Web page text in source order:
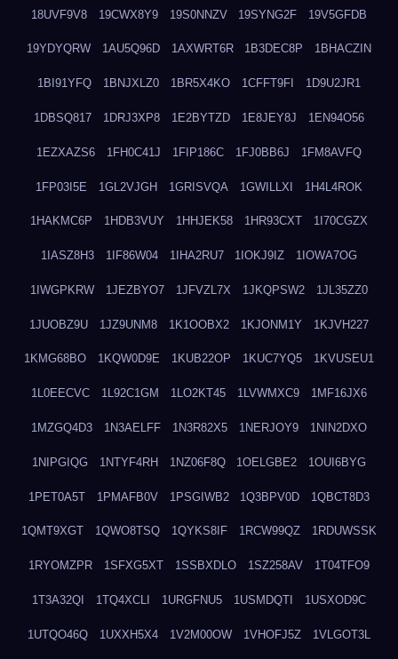
18UVF9V8 19CWX8Y9 19S0NNZV 19SYNG2F 19V5GFDB
19YDYQRW 1AU5Q96D 1AXWRT6R 1B3DEC8P 1BHACZIN
1BI91YFQ 1BNJXLZ0 1BR5X4KO 1CFFT9FI 1D9U2JR1
1DBSQ817 1DRJ3XP8 1E2BYTZD 1E8JEY8J 1EN94O56
1EZXAZS6 1FH0C41J 1FIP186C 1FJ0BB6J 1FM8AVFQ
1FP03I5E 1GL2VJGH 1GRISVQA 1GWILLXI 1H4L4ROK
1HAKMC6P 1HDB3VUY 1HHJEK58 1HR93CXT 1I70CGZX
1IASZ8H3 1IF86W04 1IHA2RU7 1IOKJ9IZ 1IOWA7OG
1IWGPKRW 1JEZBYO7 1JFVZL7X 1JKQPSW2 1JL35ZZ0
1JUOBZ9U 1JZ9UNM8 1K1OOBX2 1KJONM1Y 1KJVH227
1KMG68BO 1KQW0D9E 1KUB22OP 1KUC7YQ5 1KVUSEU1
1L0EECVC 1L92C1GM 1LO2KT45 1LVWMXC9 1MF16JX6
1MZGQ4D3 1N3AELFF 1N3R82X5 1NERJOY9 1NIN2DXO
1NIPGIQG 1NTYF4RH 1NZ06F8Q 1OELGBE2 1OUI6BYG
1PET0A5T 1PMAFB0V 1PSGIWB2 1Q3BPV0D 1QBCT8D3
1QMT9XGT 1QWO8TSQ 1QYKS8IF 1RCW99QZ 1RDUWSSK
1RYOMZPR 1SFXG5XT 1SSBXDLO 1SZ258AV 1T04TFO9
1T3A32QI 1TQ4XCLI 1URGFNU5 1USMDQTI 1USXOD9C
1UTQO46Q 1UXXH5X4 1V2M00OW 1VHOFJ5Z 1VLGOT3L